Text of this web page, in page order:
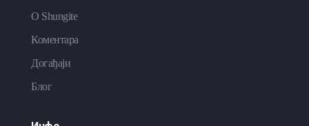
O Shungite
Коментара
Догађаји
Блог